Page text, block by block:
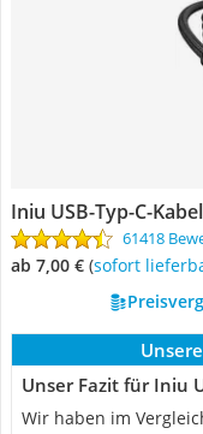
Iniu USB-Typ-C-Kabel
61418
ab 7,00 € ( Sofort
Unser Fazit für Iniu
Wir haben im